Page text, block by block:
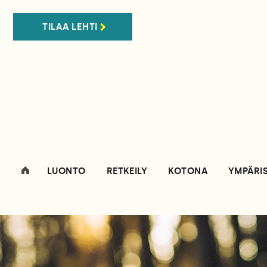
TILAA LEHTI
LUONTO RETKEILY KOTONA